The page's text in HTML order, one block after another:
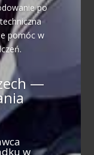
po
pomóc w
—
w